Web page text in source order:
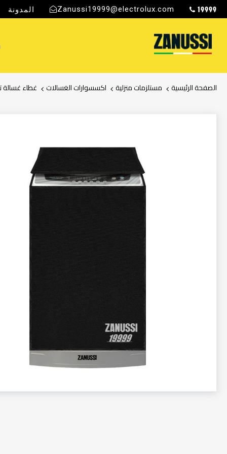
19999
Zanussi19999@electrolux.com المدونة
الصفحة الرئيسية مستلزمات منزلية اكسسوارات الغسالات غطاء غسالة توب لود
تخطي